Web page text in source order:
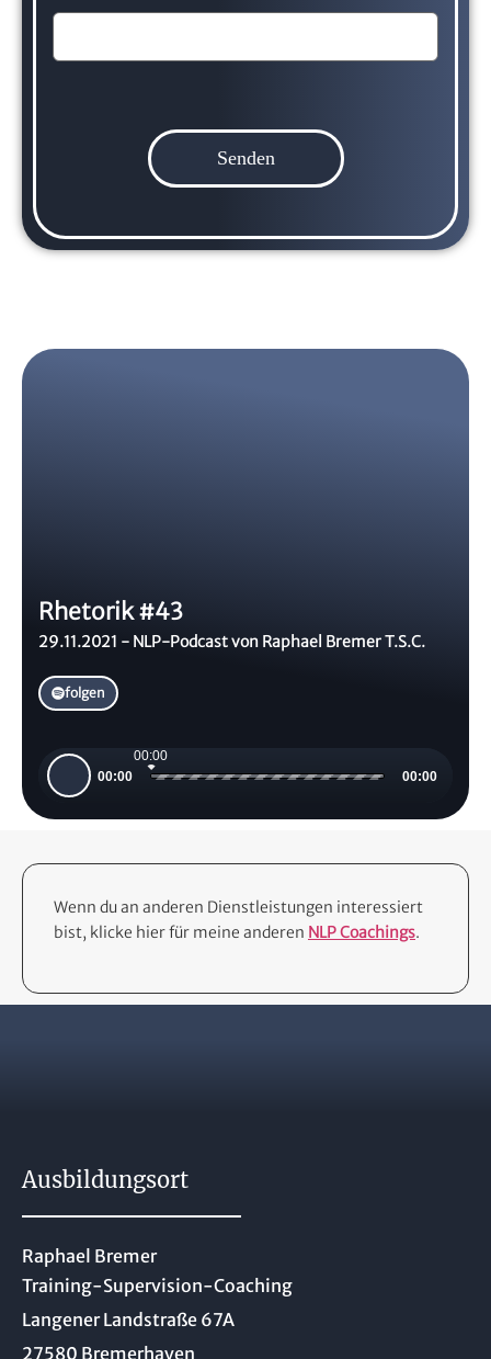
Rhetorik #43
29.11.2021 - NLP-Podcast von Raphael Bremer T.S.C.
folgen
Audio-
Player
00:00
00:00
00:00
Wenn du an anderen Dienstleistungen interessiert
bist, klicke hier für meine anderen NLP Coachings.
Ausbildungsort
Raphael Bremer
Training-Supervision-Coaching
Langener Landstraße 67A
27580 Bremerhaven